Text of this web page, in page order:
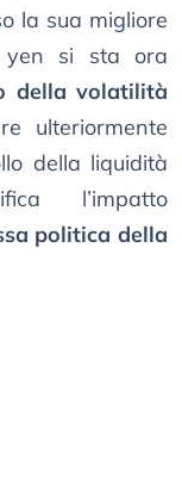
la sua migliore
yen si sta ora
della volatilità
ulteriormente
della liquidità
l’impatto
politica della